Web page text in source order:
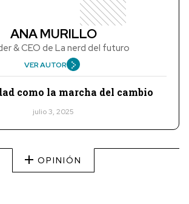
ANA MURILLO
& CEO de La nerd del futuro
VER AUTOR
como la marcha del cambio
julio 3, 2025
OPINIÓN